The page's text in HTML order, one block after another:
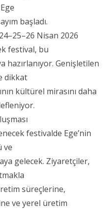
başladı.
Nisan 2026
festival, bu
hazırlanıyor. Genişletilen
dikkat
kültürel mirasını daha
festivalde Ege’nin
ve
gelecek. Ziyaretçiler,
süreçlerine,
ve yerel üretim